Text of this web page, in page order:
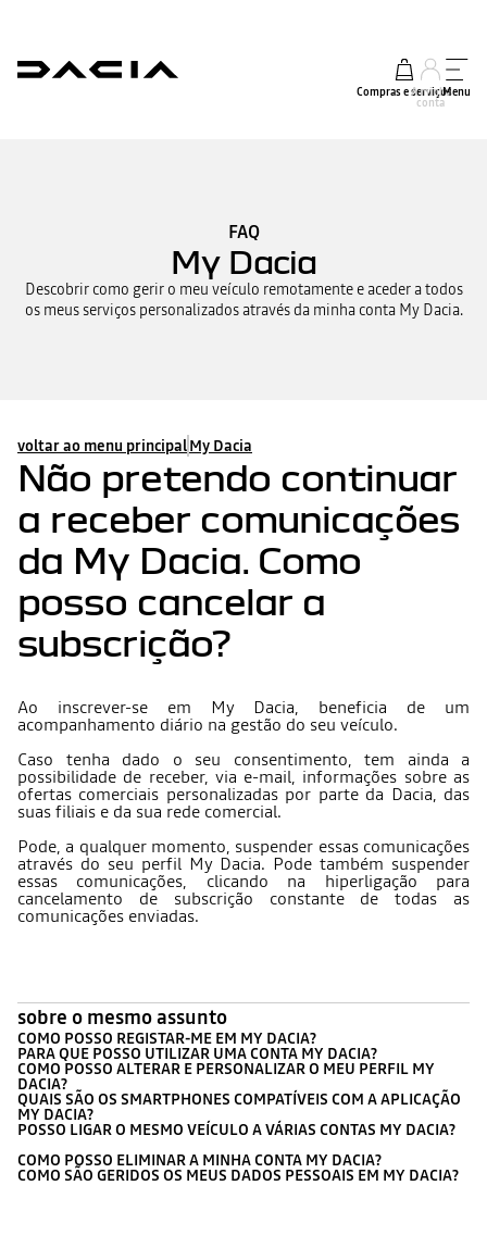
Compras e serviços
A minha
conta
Menu
FAQ
My Dacia
Descobrir como gerir o meu veículo remotamente e aceder a todos
os meus serviços personalizados através da minha conta My Dacia.
voltar ao menu principalMy Dacia
Não pretendo continuar
a receber comunicações
da My Dacia. Como
posso cancelar a
subscrição?
Ao inscrever-se em My Dacia, beneficia de um
acompanhamento diário na gestão do seu veículo.
Caso tenha dado o seu consentimento, tem ainda a
possibilidade de receber, via e-mail, informações sobre as
ofertas comerciais personalizadas por parte da Dacia, das
suas filiais e da sua rede comercial.
Pode, a qualquer momento, suspender essas comunicações
através do seu perfil My Dacia. Pode também suspender
essas comunicações, clicando na hiperligação para
cancelamento de subscrição constante de todas as
comunicações enviadas.
sobre o mesmo assunto
COMO POSSO REGISTAR-ME EM MY DACIA?
PARA QUE POSSO UTILIZAR UMA CONTA MY DACIA?
COMO POSSO ALTERAR E PERSONALIZAR O MEU PERFIL MY
DACIA?
QUAIS SÃO OS SMARTPHONES COMPATÍVEIS COM A APLICAÇÃO
MY DACIA?
POSSO LIGAR O MESMO VEÍCULO A VÁRIAS CONTAS MY DACIA?
COMO POSSO ELIMINAR A MINHA CONTA MY DACIA?
COMO SÃO GERIDOS OS MEUS DADOS PESSOAIS EM MY DACIA?